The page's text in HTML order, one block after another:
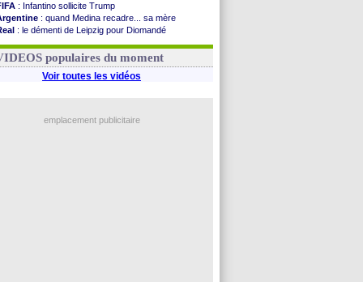
: Infantino sollicite Trump
: quand Medina recadre... sa mère
: le démenti de Leipzig pour Diomandé
: le conseiller d'Infantino démissionne !
populaires du moment
Voir toutes les vidéos
emplacement publicitaire